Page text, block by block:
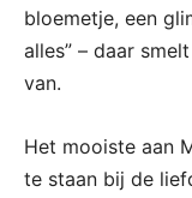
bloemetje, een
alles” – daar
van.
Het mooiste aan
te staan bij de